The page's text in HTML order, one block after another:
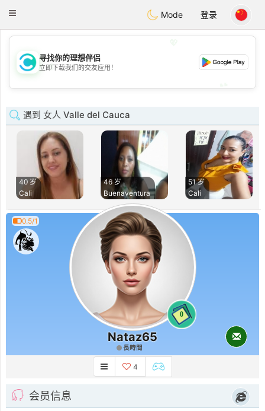
Citas
Toggle
Mode 登录
💖
💕
寻找你的理想伴侣
立即下载我们的交友应用！
遇到 女人 Valle del Cauca
40 岁
Cali
46 岁
Buenaventura
51 岁
Cali
0.5/1
0
Nataz65
長時間
4
会员信息